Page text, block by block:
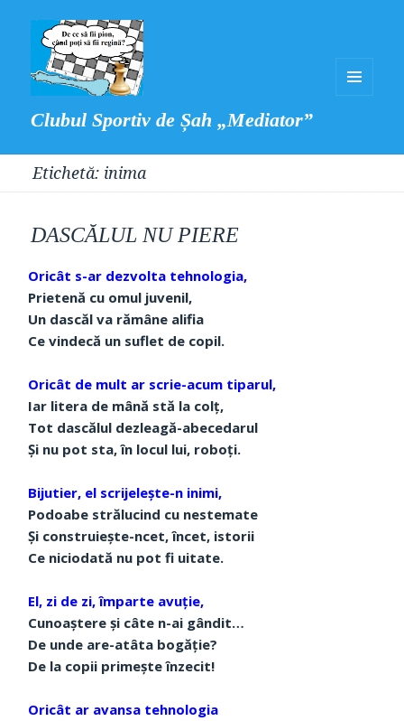
Clubul Sportiv de Șah „Mediator”
Etichetă: inima
DASCĂLUL NU PIERE
Oricât s-ar dezvolta tehnologia,
Prietenă cu omul juvenil,
Un dascăl va rămâne alifia
Ce vindecă un suflet de copil.
Oricât de mult ar scrie-acum tiparul,
Iar litera de mână stă la colț,
Tot dascălul dezleagă-abecedarul
Și nu pot sta, în locul lui, roboți.
Bijutier, el scrijelește-n inimi,
Podoabe strălucind cu nestemate
Și construiește-ncet, încet, istorii
Ce niciodată nu pot fi uitate.
El, zi de zi, împarte avuție,
Cunoaștere și câte n-ai gândit…
De unde are-atâta bogăție?
De la copii primește înzecit!
Oricât ar avansa tehnologia